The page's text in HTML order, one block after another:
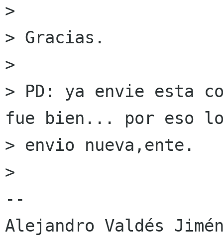
>
> Gracias.
>
> PD: ya envie esta
fue bien... por eso
> envio nueva,ente.
>
--
Alejandro Valdés